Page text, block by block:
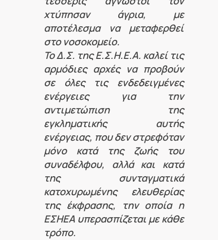
χτύπησαν άγρια, με
αποτέλεσμα να μεταφερθεί
στο νοσοκομείο.
Το Δ.Σ. της Ε.Σ.Η.Ε.Α. καλεί τις
αρμόδιες αρχές να προβούν
σε όλες τις ενδεδειγμένες
ενέργειες για την
αντιμετώπιση της
εγκληματικής αυτής
ενέργειας, που δεν στρεφόταν
μόνο κατά της ζωής του
συναδέλφου, αλλά και κατά
της συνταγματικά
κατοχυρωμένης ελευθερίας
της έκφρασης, την οποία η
ΕΣΗΕΑ υπερασπίζεται με κάθε
τρόπο.